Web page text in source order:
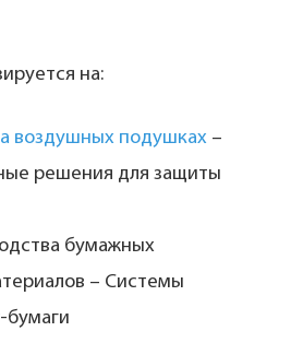
на:
воздушных подушках –
решения для защиты
бумажных
– Системы
бумаги